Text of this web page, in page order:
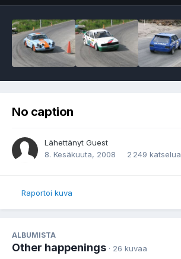
No caption
Lähettänyt Guest
8. Kesäkuuta, 2008
2 249 katselua
Raportoi kuva
ALBUMISTA
Other happenings · 26 kuvaa